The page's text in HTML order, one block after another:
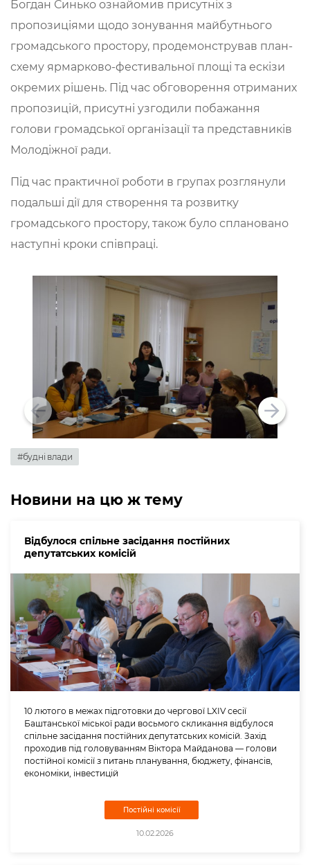
Богдан Синько ознайомив присутніх з
пропозиціями щодо зонування майбутнього
громадського простору, продемонстрував план-
схему ярмарково-фестивальної площі та ескізи
окремих рішень. Під час обговорення отриманих
пропозицій, присутні узгодили побажання
голови громадської організації та представників
Молодіжної ради.
Під час практичної роботи в групах розглянули
подальші дії для створення та розвитку
громадського простору, також було сплановано
наступні кроки співпраці.
#будні влади
Новини на цю ж тему
Відбулося спільне засідання постійних
депутатських комісій
10 лютого в межах підготовки до чергової LXIV сесії
Баштанської міської ради восьмого скликання відбулося
спільне засідання постійних депутатських комісій. Захід
проходив під головуванням Віктора Майданова — голови
постійної комісії з питань планування, бюджету, фінансів,
економіки, інвестицій
Постійні комісії
10.02.2026